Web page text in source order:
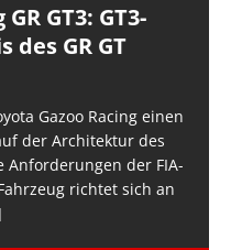
GT3: GT3-
des GR GT
Gazoo Racing einen
der Architektur des
Anforderungen der FIA-
richtet sich an